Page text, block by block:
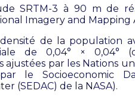
SRTM-3 à 90 m de
Imagery and Mapping
de la population
de 0,04° × 0,04°
ajustées par les Nations
le Socioeconomic
(SEDAC) de la NASA).